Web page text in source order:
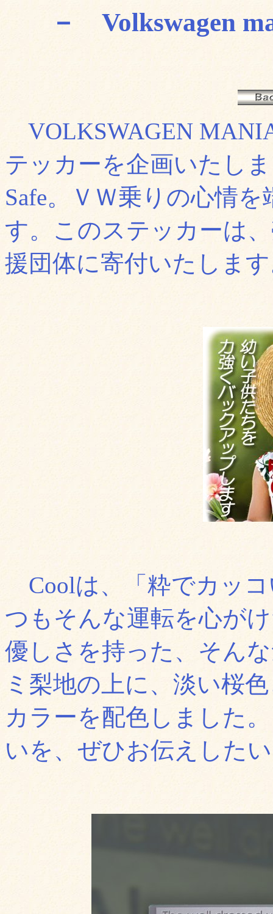
－ Volkswagen
VOLKSWAGEN
テッカーを企画いたし
Safe。ＶＷ乗りの心情
す。このステッカーは
援団体に寄付いたしま
Coolは、「粋でカッコ
つもそんな運転を心が
優しさを持った、そん
ミ梨地の上に、淡い桜
カラーを配色しました
いを、ぜひお伝えした